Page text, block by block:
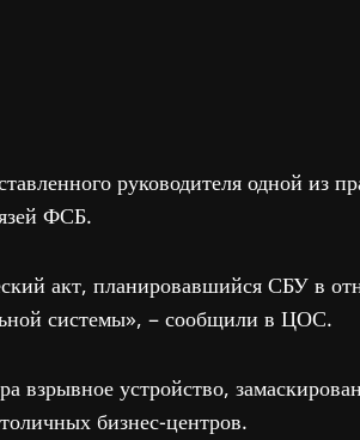
руководителя одной из
ФСБ.
акт, планировавшийся СБУ в
системы», – сообщили в ЦОС.
взрывное устройство,
бизнес-центров.